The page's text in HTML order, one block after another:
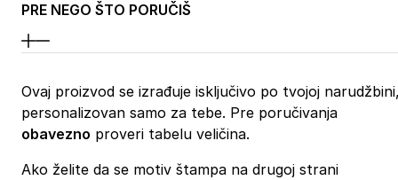
PRE NEGO ŠTO PORUČIŠ
Ovaj proizvod se izrađuje isključivo po tvojoj
personalizovan samo za tebe. Pre poručivanja
obavezno proveri tabelu veličina.
Ako želite da se motiv štampa na drugoj strani